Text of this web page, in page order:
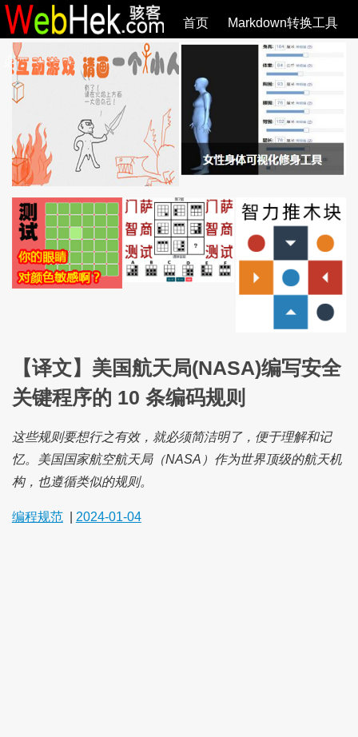
首页 Markdown转换工具
必观作品 SVG教程 SVG手册 全部文章
【译文】美国航天局(NASA)编写安全
关键程序的 10 条编码规则
这些规则要想行之有效，就必须简洁明了，便于理解和记
忆。美国国家航空航天局（NASA）作为世界顶级的航天机
构，也遵循类似的规则。
编程规范 2024-01-04